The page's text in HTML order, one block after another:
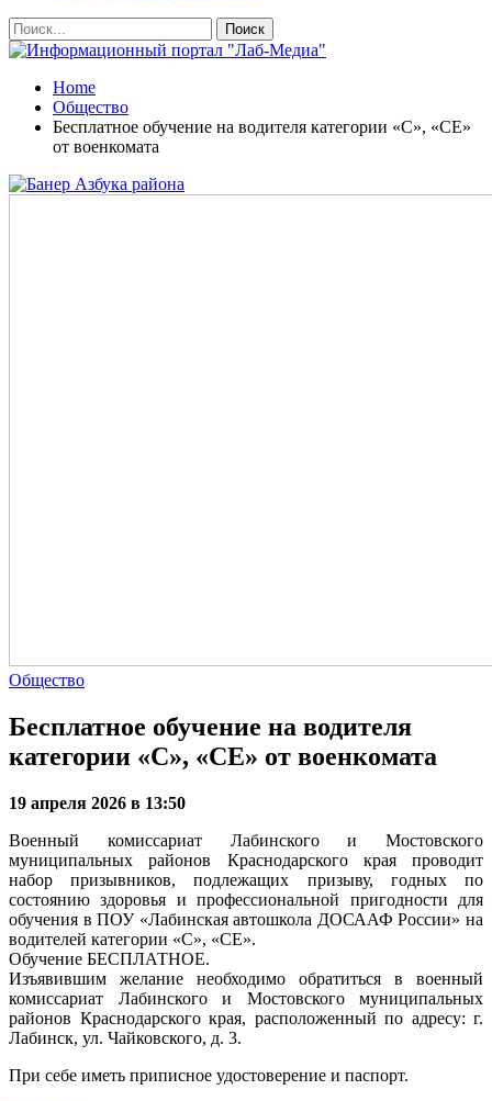
Home
Общество
Бесплатное обучение на водителя категории «C», «CE»
от военкомата
Общество
Бесплатное обучение на водителя
категории «C», «CE» от военкомата
19 апреля 2026 в 13:50
Военный комиссариат Лабинского и Мостовского
муниципальных районов Краснодарского края проводит
набор призывников, подлежащих призыву, годных по
состоянию здоровья и профессиональной пригодности для
обучения в ПОУ «Лабинская автошкола ДОСААФ России» на
водителей категории «С», «СЕ».
Обучение БЕСПЛАТНОЕ.
Изъявившим желание необходимо обратиться в военный
комиссариат Лабинского и Мостовского муниципальных
районов Краснодарского края, расположенный по адресу: г.
Лабинск, ул. Чайковского, д. 3.
При себе иметь приписное удостоверение и паспорт.